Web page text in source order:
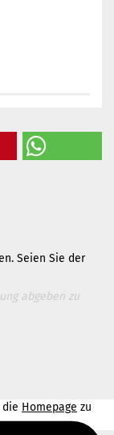
Seien Sie der
abgeben zu
Homepage zu